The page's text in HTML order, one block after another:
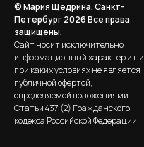
© Мария Щедрина. Санкт-
Петербург 2026Все права
защищены.
Сайт носит исключительно
информационный характер и ни
при каких условиях не является
публичной офертой,
определяемой положениями
Статьи 437 (2) Гражданского
кодекса Российской Федерации